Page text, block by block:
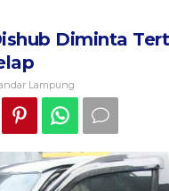
Diminta
Lampung